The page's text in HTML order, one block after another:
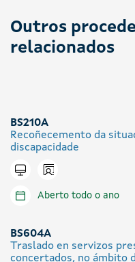
Outros
relacionados
BS210A
Recoñecemento da
discapacidade
Tramitar en liña
Icono presencial
Aberto todo o ano
BS604A
Traslado en servizos
concertados, no ámbito